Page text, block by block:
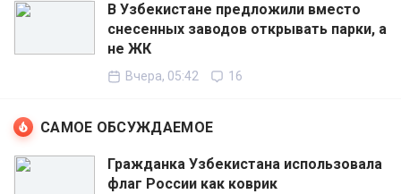
В Узбекистане предложили вместо
снесенных заводов открывать парки, а
не ЖК
Вчера, 05:42 16
САМОЕ ОБСУЖДАЕМОЕ
Гражданка Узбекистана использовала
флаг России как коврик